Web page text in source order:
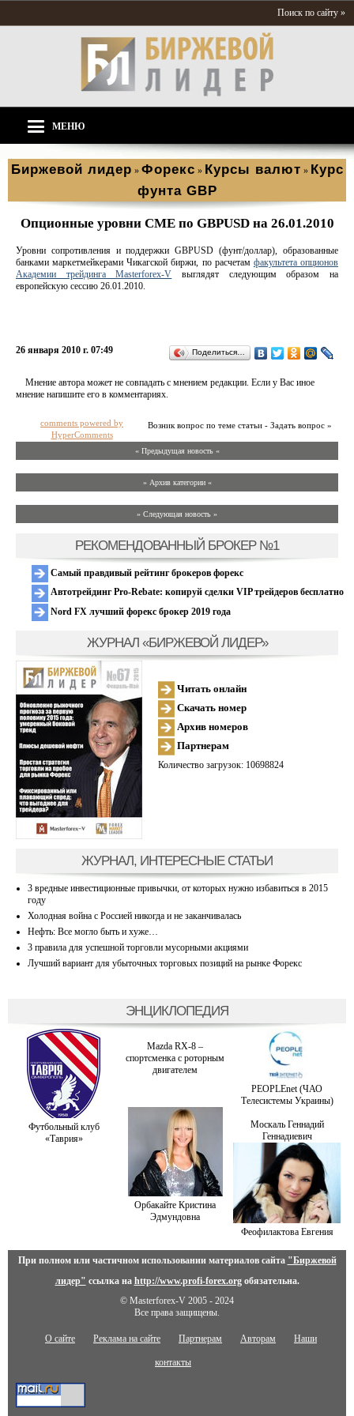
Поиск по сайту »
МЕНЮ
Биржевой лидер » Форекс » Курсы валют » Курс
фунта GBP
Опционные уровни CME по GBPUSD на 26.01.2010
Уровни сопротивления и поддержки GBPUSD (фунт/доллар), образованные
банками маркетмейкерами Чикагской биржи, по расчетам факультета опционов
Академии трейдинга Masterforex-V выглядят следующим образом на
европейскую сессию 26.01.2010.
26 января 2010 г. 07:49 Поделиться…
Мнение автора может не совпадать с мнением редакции. Если у Вас иное
мнение напишите его в комментариях.
Возник вопрос по теме статьи - Задать вопрос »
comments powered by
HyperComments
« Предыдущая новость «
» Архив категории «
» Следующая новость »
РЕКОМЕНДОВАННЫЙ БРОКЕР №1
Самый правдивый рейтинг брокеров форекс
Автотрейдинг Pro-Rebate: копируй сделки VIP трейдеров бесплатно
Nord FX лучший форекс брокер 2019 года
ЖУРНАЛ «БИРЖЕВОЙ ЛИДЕР»
Читать онлайн
Скачать номер
Архив номеров
Партнерам
Количество загрузок: 10698824
ЖУРНАЛ, ИНТЕРЕСНЫЕ СТАТЬИ
3 вредные инвестиционные привычки, от которых нужно избавиться в 2015
году
Холодная война с Россией никогда и не заканчивалась
Нефть: Все могло быть и хуже…
3 правила для успешной торговли мусорными акциями
Лучший вариант для убыточных торговых позиций на рынке Форекс
ЭНЦИКЛОПЕДИЯ
Футбольный клуб
«Таврия»
Mazda RX-8 –
спортсменка с роторным
двигателем
PEOPLEnet (ЧАО
Телесистемы Украины)
Орбакайте Кристина
Эдмундовна
Москаль Геннадий
Геннадиевич
Феофилактова Евгения
При полном или частичном использовании материалов сайта "Биржевой
лидер" ссылка на http://www.profi-forex.orgобязательна.
© Masterforex-V 2005 - 2024
Все права защищены.
О сайте Реклама на сайте Партнерам Авторам Наши
контакты